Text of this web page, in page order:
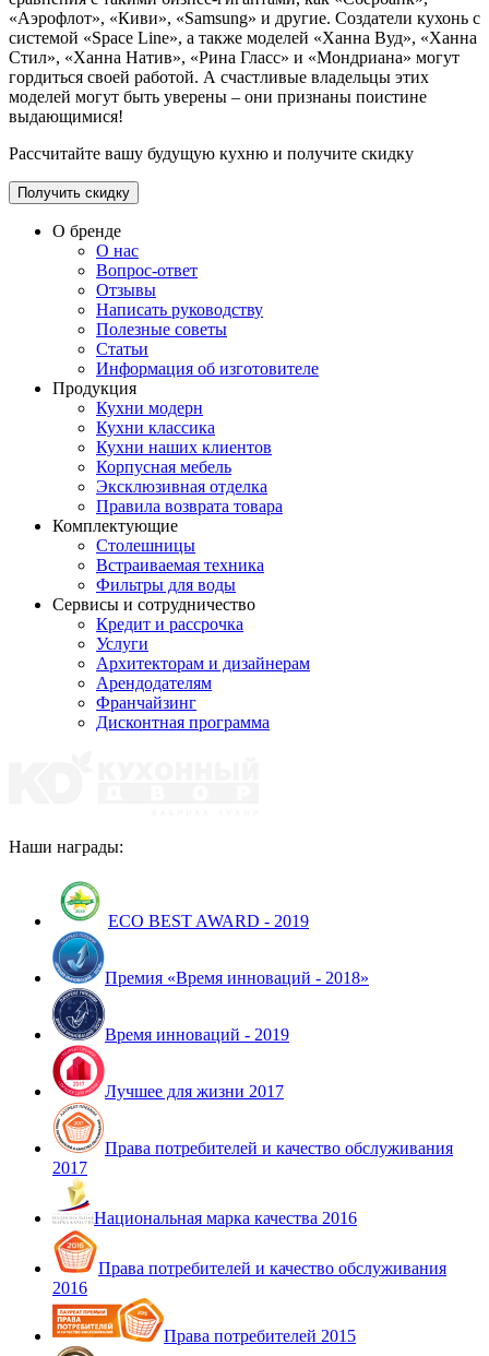
«Аэрофлот», «Киви», «Samsung» и другие. Создатели кухонь с
системой «Space Line», а также моделей «Ханна Вуд», «Ханна
Стил», «Ханна Натив», «Рина Гласс» и «Мондриана» могут
гордиться своей работой. А счастливые владельцы этих
моделей могут быть уверены – они признаны поистине
выдающимися!
Рассчитайте вашу будущую кухню и получите скидку
Получить скидку
О бренде
О нас
Вопрос-ответ
Отзывы
Написать руководству
Полезные советы
Статьи
Информация об изготовителе
Продукция
Кухни модерн
Кухни классика
Кухни наших клиентов
Корпусная мебель
Эксклюзивная отделка
Правила возврата товара
Комплектующие
Столешницы
Встраиваемая техника
Фильтры для воды
Сервисы и сотрудничество
Кредит и рассрочка
Услуги
Архитекторам и дизайнерам
Арендодателям
Франчайзинг
Дисконтная программа
Наши награды:
ECO BEST AWARD - 2019
Премия «Время инноваций - 2018»
Время инноваций - 2019
Лучшее для жизни 2017
Права потребителей и качество обслуживания
2017
Национальная марка качества 2016
Права потребителей и качество обслуживания
2016
Права потребителей 2015